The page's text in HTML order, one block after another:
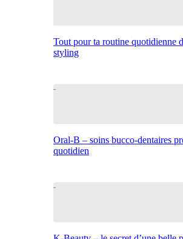
Tout pour ta routine quotidienne
styling
Oral-B – soins bucco-dentaires
quotidien